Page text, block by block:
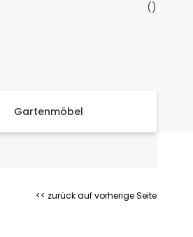
Gartenmöbel
<< zurück auf vorherige Seite